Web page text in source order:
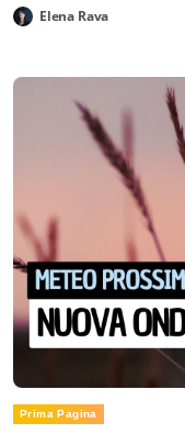
Elena Rava
Prima Pagina